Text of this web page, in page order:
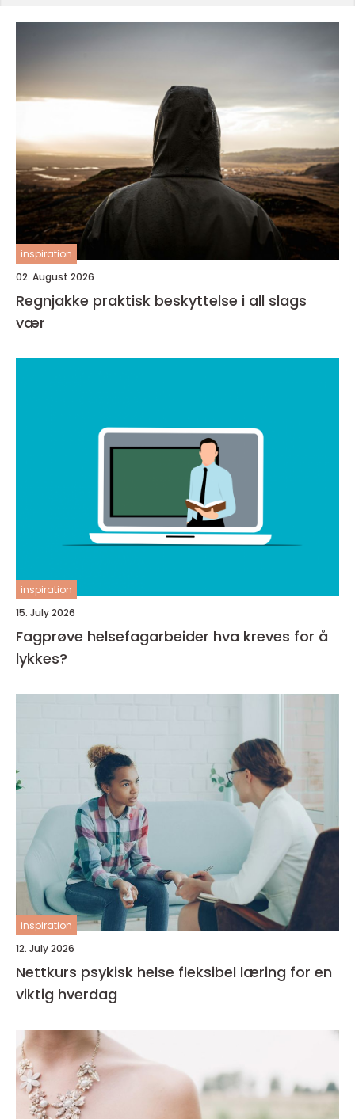
inspiration
02. August 2026
Regnjakke praktisk beskyttelse i all slags
vær
inspiration
15. July 2026
Fagprøve helsefagarbeider hva kreves for å
lykkes?
inspiration
12. July 2026
Nettkurs psykisk helse fleksibel læring for en
viktig hverdag